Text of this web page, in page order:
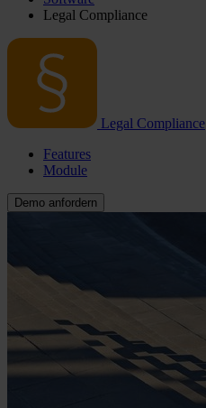
Legal Compliance
Legal Compliance
Features
Module
Demo anfordern